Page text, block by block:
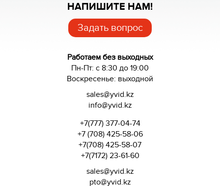
НАПИШИТЕ НАМ!
Задать вопрос
Работаем без выходных
Пн-Пт: с 8:30 до 19:00
Воскресенье: выходной
sales@yvid.kz
info@yvid.kz
+7(777) 377-04-74
+7 (708) 425-58-06
+7(708) 425-58-07
+7(7172) 23-61-60
sales@yvid.kz
pto@yvid.kz